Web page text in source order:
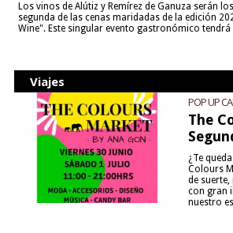
Los vinos de Alútiz y Remírez de Ganuza serán
segunda de las cenas maridadas de la edición
Wine". Este singular evento gastronómico tendrá
Viajes
POP UP
The
¿Te
Colours
de
con gran
nuestro